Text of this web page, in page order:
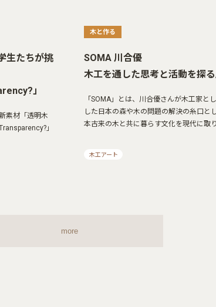
生たちが挑
」
素材「透明木
」
木と作る
SOMA 川合優
木工を通した思考と活動を探
「SOMA」とは、川合優さんが木工家と
した日本の森や木の問題の解決の糸口と
本古来の木と共に暮らす文化を現代に取
木工アート
more